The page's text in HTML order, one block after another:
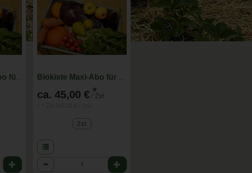
Biokiste Family-Abo für KW 33 Biokiste Maxi-Abo für KW 33
ca. 45,00 € *
/ Zst
Zst
Anzahl